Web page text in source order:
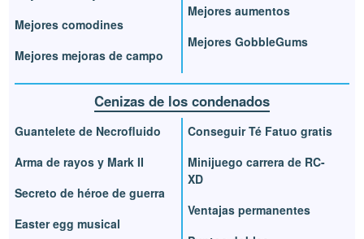
Mejores comodines
Mejores mejoras de campo
Mejores aumentos
Mejores GobbleGums
Cenizas de los condenados
Guantelete de Necrofluido
Arma de rayos y Mark II
Secreto de héroe de guerra
Easter egg musical
Conseguir Té Fatuo gratis
Minijuego carrera de RC-
XD
Ventajas permanentes